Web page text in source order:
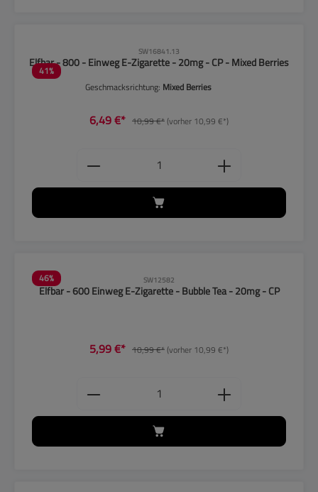
41%
SW16841.13
Elfbar - 800 - Einweg E-Zigarette - 20mg - CP - Mixed Berries
Geschmacksrichtung: Mixed Berries
6,49 €* 10,99 €*(vorher 10,99 €*)
Produkt Anzahl: Gib den
46% SW12582
Elfbar - 600 Einweg E-Zigarette - Bubble Tea - 20mg - CP
5,99 €* 10,99 €*(vorher 10,99 €*)
Produkt Anzahl: Gib den